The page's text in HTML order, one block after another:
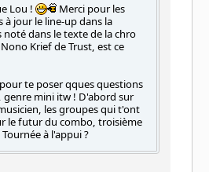
Lou !
Merci pour les
à jour le line-up dans la
noté dans le texte de la chro
Krief de Trust, est ce
te poser qques questions
mini itw ! D'abord sur
les groupes qui t'ont
le futur du combo, troisième
à l'appui ?